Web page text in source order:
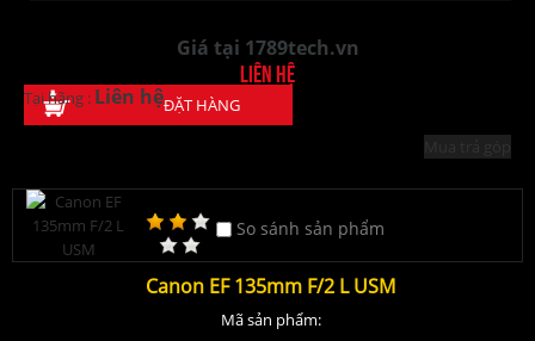
Giá tại 1789tech.vn
Liên hệ
Tại hãng : Liên hệĐẶT HÀNG
So sánh sản phẩm
Canon EF 135mm F/2 L USM
Mã sản phẩm: